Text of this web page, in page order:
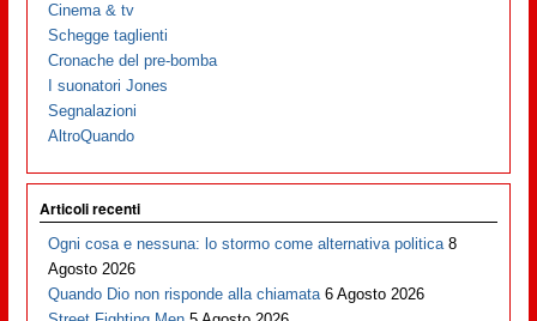
Cinema & tv
Schegge taglienti
Cronache del pre-bomba
I suonatori Jones
Segnalazioni
AltroQuando
Articoli recenti
Ogni cosa e nessuna: lo stormo come alternativa politica 8
Agosto 2026
Quando Dio non risponde alla chiamata 6 Agosto 2026